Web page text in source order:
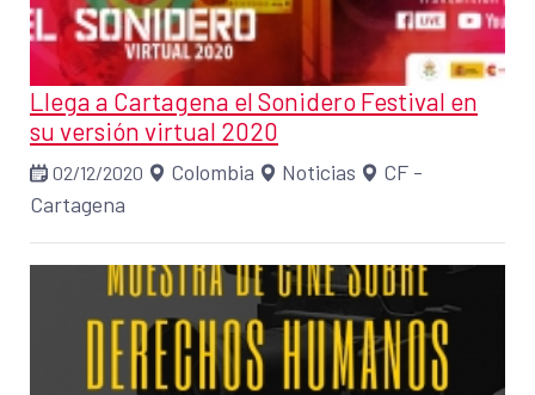
Llega a Cartagena el Sonidero Festival en
su versión virtual 2020
02/12/2020 Colombia Noticias
CF -
Cartagena